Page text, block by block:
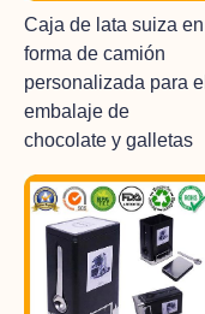
Caja de lata suiza en
forma de camión
personalizada para el
embalaje de
chocolate y galletas